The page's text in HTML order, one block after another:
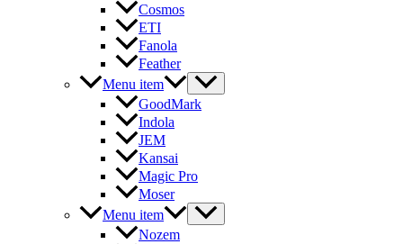
Cosmos
ETI
Fanola
Feather
Menu item
GoodMark
Indola
JEM
Kansai
Magic Pro
Moser
Menu item
Nozem